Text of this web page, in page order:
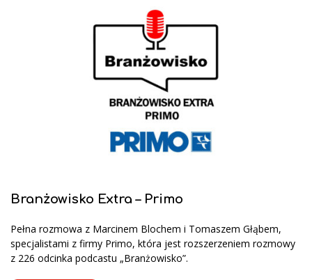
Branżowisko Extra – Primo
Pełna rozmowa z Marcinem Blochem i Tomaszem Głąbem,
specjalistami z firmy Primo, która jest rozszerzeniem rozmowy
z 226 odcinka podcastu „Branżowisko”.